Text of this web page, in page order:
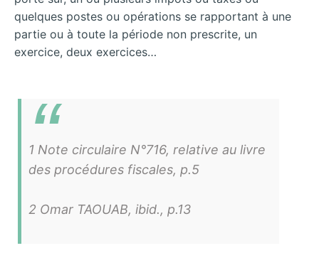
quelques postes ou opérations se rapportant à une
partie ou à toute la période non prescrite, un
exercice, deux exercices…
1 Note circulaire N°716, relative au livre
des procédures fiscales, p.5
2 Omar TAOUAB, ibid., p.13